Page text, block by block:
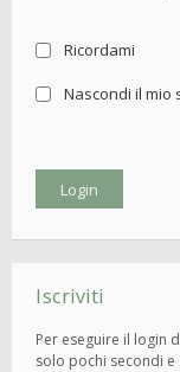
Ricordami
Nascondi il mio
Iscriviti
Per eseguire il login
solo pochi secondi e